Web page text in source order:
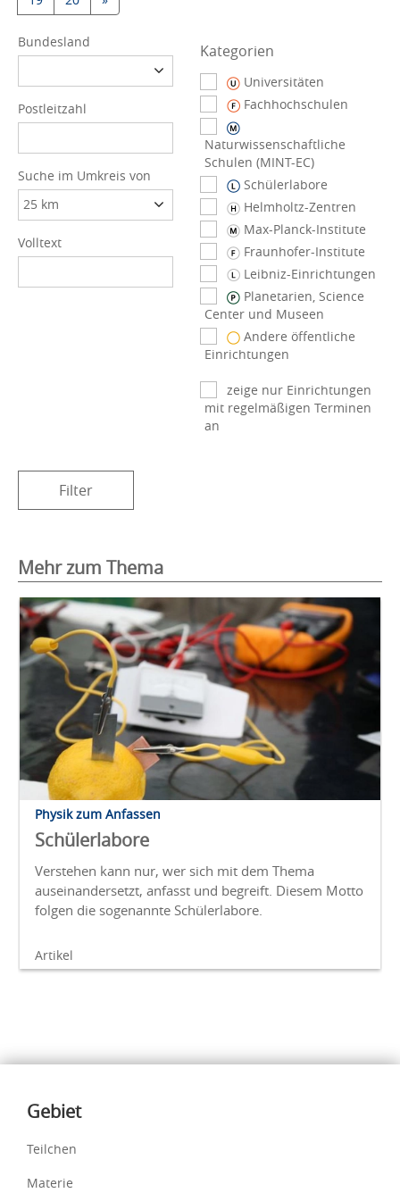
Bundesland
Postleitzahl
Suche im Umkreis von
Volltext
Kategorien
Universitäten
Fachhochschulen
Naturwissenschaftliche
Schulen (MINT-EC)
Schülerlabore
Helmholtz-Zentren
Max-Planck-Institute
Fraunhofer-Institute
Leibniz-Einrichtungen
Planetarien, Science
Center und Museen
Andere öffentliche
Einrichtungen
zeige nur Einrichtungen
mit regelmäßigen Terminen
an
Filter
Mehr zum Thema
Physik zum Anfassen
Schülerlabore
Verstehen kann nur, wer sich mit dem Thema
auseinandersetzt, anfasst und begreift. Diesem Motto
folgen die sogenannte Schülerlabore.
Artikel
Inhalte
Gebiet
Teilchen
Materie